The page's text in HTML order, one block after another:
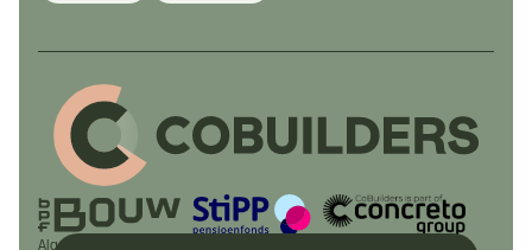
Algemene voorwaarden